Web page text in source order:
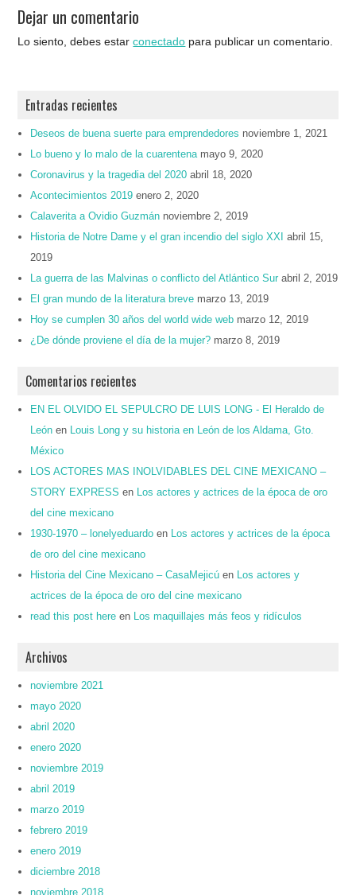
Dejar un comentario
Lo siento, debes estarconectado para publicar un comentario.
Entradas recientes
Deseos de buena suerte para emprendedores noviembre 1, 2021
Lo bueno y lo malo de la cuarentena mayo 9, 2020
Coronavirus y la tragedia del 2020 abril 18, 2020
Acontecimientos 2019 enero 2, 2020
Calaverita a Ovidio Guzmán noviembre 2, 2019
Historia de Notre Dame y el gran incendio del siglo XXI
abril 15,
2019
La guerra de las Malvinas o conflicto del Atlántico Sur abril 2, 2019
El gran mundo de la literatura breve marzo 13, 2019
Hoy se cumplen 30 años del world wide web marzo 12, 2019
¿De dónde proviene el día de la mujer? marzo 8, 2019
Comentarios recientes
EN EL OLVIDO EL SEPULCRO DE LUIS LONG - El Heraldo de
León en
Louis Long y su historia en León de los Aldama, Gto.
México
LOS ACTORES MAS INOLVIDABLES DEL CINE MEXICANO –
STORY EXPRESS en
Los actores y actrices de la época de oro
del cine mexicano
1930-1970 – lonelyeduardo en
Los actores y actrices de la época
de oro del cine mexicano
Historia del Cine Mexicano – CasaMejicú en
Los actores y
actrices de la época de oro del cine mexicano
read this post here en Los maquillajes más feos y ridículos
Archivos
noviembre 2021
mayo 2020
abril 2020
enero 2020
noviembre 2019
abril 2019
marzo 2019
febrero 2019
enero 2019
diciembre 2018
noviembre 2018